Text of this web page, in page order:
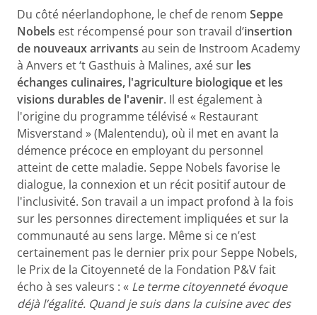
Du côté néerlandophone, le chef de renom Seppe
Nobels est récompensé pour son travail d’insertion
de nouveaux arrivants au sein de Instroom Academy
à Anvers et ‘t Gasthuis à Malines, axé sur les
échanges culinaires, l'agriculture biologique et les
visions durables de l'avenir. Il est également à
l'origine du programme télévisé « Restaurant
Misverstand » (Malentendu), où il met en avant la
démence précoce en employant du personnel
atteint de cette maladie. Seppe Nobels favorise le
dialogue, la connexion et un récit positif autour de
l'inclusivité. Son travail a un impact profond à la fois
sur les personnes directement impliquées et sur la
communauté au sens large. Même si ce n’est
certainement pas le dernier prix pour Seppe Nobels,
le Prix de la Citoyenneté de la Fondation P&V fait
écho à ses valeurs : « Le terme citoyenneté évoque
déjà l’égalité. Quand je suis dans la cuisine avec des